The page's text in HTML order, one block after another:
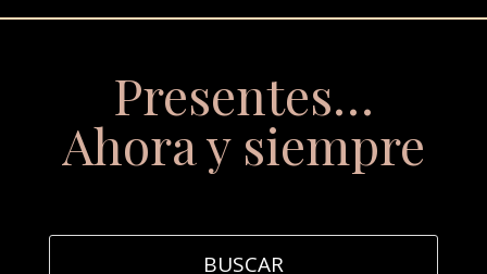
Presentes…
Ahora y siempre